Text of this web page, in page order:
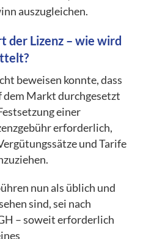
auszugleichen.
der Lizenz – wie wird
beweisen konnte, dass
dem Markt durchgesetzt
einer
erforderlich,
und Tarife
nun als üblich und
sind, sei nach
– soweit erforderlich